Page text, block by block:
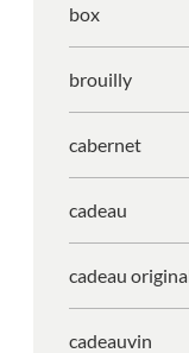
box
brouilly
cabernet
cadeau
cadeau
cadeauvin